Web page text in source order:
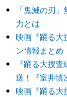
「鬼滅の刃
力とは
映画『踊る大
ン情報まとめ
『踊る大捜
送！『室井慎
映画『踊る大